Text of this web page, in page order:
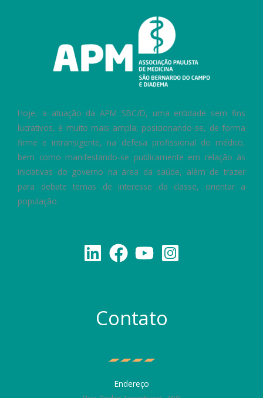
Hoje, a atuação da APM SBC/D, uma entidade sem fins
lucrativos, é muito mais ampla, posicionando-se, de forma
firme e intransigente, na defesa profissional do médico,
bem como manifestando-se publicamente em relação às
iniciativas do governo na área da saúde, além de trazer
para debate temas de interesse da classe, orientar a
população.
Contato
Endereço